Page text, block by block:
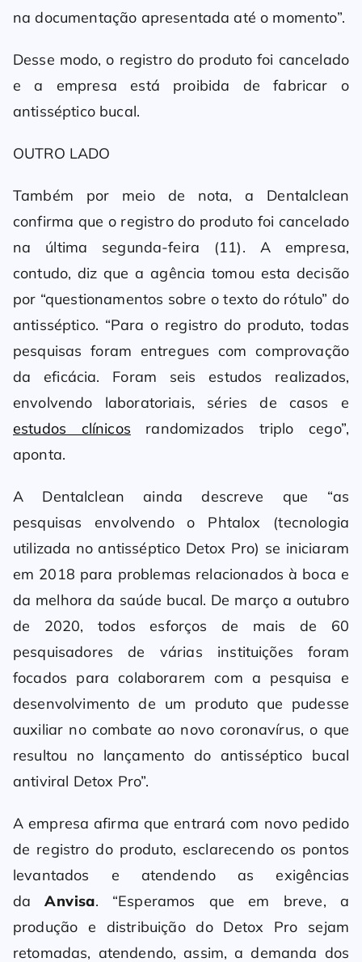
na documentação apresentada até o momento”.
Desse modo, o registro do produto foi cancelado
e a empresa está proibida de fabricar o
antisséptico bucal.
OUTRO LADO
Também por meio de nota, a Dentalclean
confirma que o registro do produto foi cancelado
na última segunda-feira (11). A empresa,
contudo, diz que a agência tomou esta decisão
por “questionamentos sobre o texto do rótulo” do
antisséptico. “Para o registro do produto, todas
pesquisas foram entregues com comprovação
da eficácia. Foram seis estudos realizados,
envolvendo laboratoriais, séries de casos e
estudos clínicos randomizados triplo cego”,
aponta.
A Dentalclean ainda descreve que “as
pesquisas envolvendo o Phtalox (tecnologia
utilizada no antisséptico Detox Pro) se iniciaram
em 2018 para problemas relacionados à boca e
da melhora da saúde bucal. De março a outubro
de 2020, todos esforços de mais de 60
pesquisadores de várias instituições foram
focados para colaborarem com a pesquisa e
desenvolvimento de um produto que pudesse
auxiliar no combate ao novo coronavírus, o que
resultou no lançamento do antisséptico bucal
antiviral Detox Pro”.
A empresa afirma que entrará com novo pedido
de registro do produto, esclarecendo os pontos
levantados e atendendo as exigências
daAnvisa. “Esperamos que em breve, a
produção e distribuição do Detox Pro sejam
retomadas, atendendo, assim, a demanda dos